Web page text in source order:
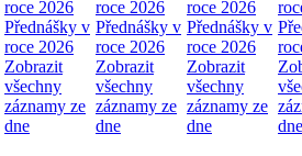
roce 2026
Přednášky v
roce 2026
Zobrazit
všechny
záznamy ze
dne
roce 2026
Přednášky v
roce 2026
Zobrazit
všechny
záznamy ze
dne
roce 2026
Přednášky v
roce 2026
Zobrazit
všechny
záznamy ze
dne
dne